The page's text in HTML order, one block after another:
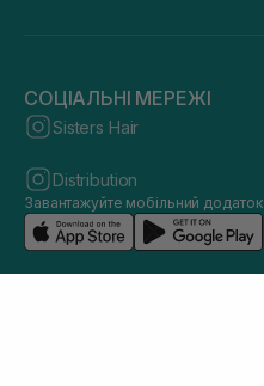
СОЦІАЛЬНІ МЕРЕЖІ
Sisters Hair
Distribution
Завантажуйте мобільний додаток